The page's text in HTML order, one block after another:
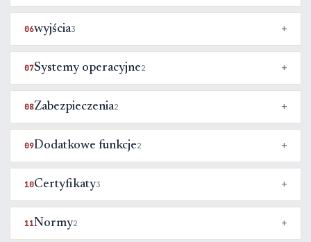
06wyjścia3
07Systemy operacyjne2
08Zabezpieczenia2
09Dodatkowe funkcje2
10Certyfikaty3
11Normy2